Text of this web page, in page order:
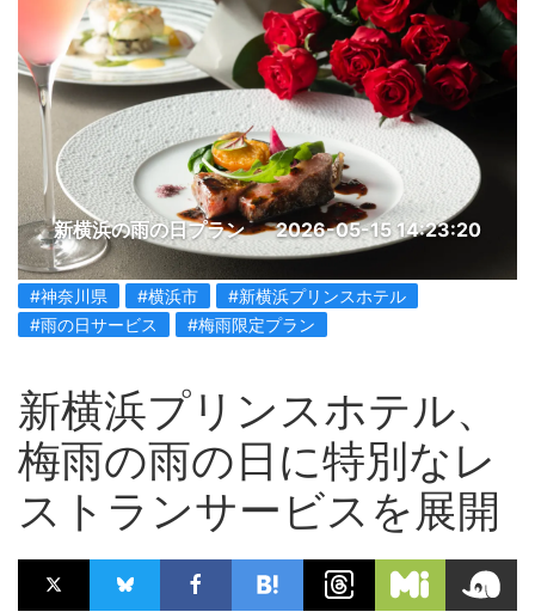
新横浜の雨の日プラン 2026-05-15 14:23:20
#神奈川県 #横浜市
#新横浜プリンスホテル
#雨の日サービス
#梅雨限定プラン
新横浜プリンスホテル、
梅雨の雨の日に特別なレ
ストランサービスを展開